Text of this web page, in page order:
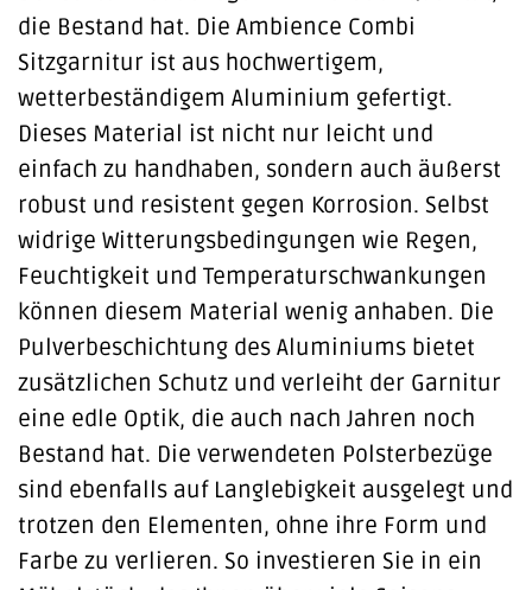
die Bestand hat. Die Ambience Combi
Sitzgarnitur ist aus hochwertigem,
wetterbeständigem Aluminium gefertigt.
Dieses Material ist nicht nur leicht und
einfach zu handhaben, sondern auch äußerst
robust und resistent gegen Korrosion. Selbst
widrige Witterungsbedingungen wie Regen,
Feuchtigkeit und Temperaturschwankungen
können diesem Material wenig anhaben. Die
Pulverbeschichtung des Aluminiums bietet
zusätzlichen Schutz und verleiht der Garnitur
eine edle Optik, die auch nach Jahren noch
Bestand hat. Die verwendeten Polsterbezüge
sind ebenfalls auf Langlebigkeit ausgelegt und
trotzen den Elementen, ohne ihre Form und
Farbe zu verlieren. So investieren Sie in ein